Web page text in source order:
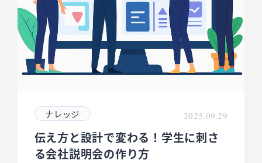
ナレッジ 2025.09.29
伝え方と設計で変わる！学生に刺さ
る会社説明会の作り方